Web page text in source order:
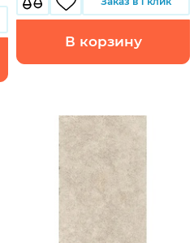
В корзину